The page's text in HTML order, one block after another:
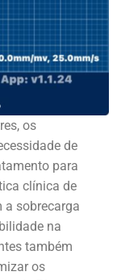
os
de
para
clínica de
a sobrecarga
na
também
os